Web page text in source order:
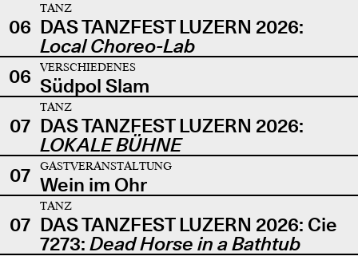
06
TANZ
DAS TANZFEST LUZERN 2026:
Local Choreo-Lab
06
VERSCHIEDENES
Südpol Slam
07
TANZ
DAS TANZFEST LUZERN 2026:
LOKALE BÜHNE
07
GASTVERANSTALTUNG
Wein im Ohr
07
TANZ
DAS TANZFEST LUZERN 2026: Cie
7273: Dead Horse in a Bathtub